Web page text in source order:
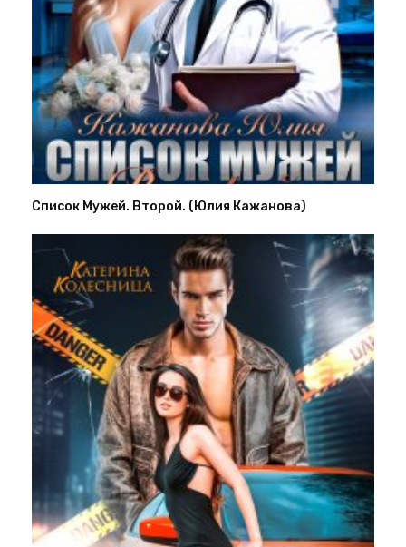
Список Мужей. Второй. (Юлия Кажанова)